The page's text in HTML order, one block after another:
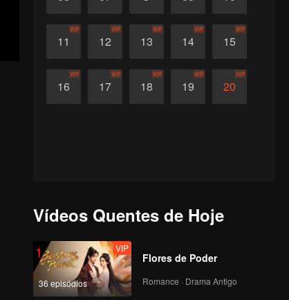
11
VIP
12
VIP
13
VIP
14
VIP
15
VIP
16
VIP
17
VIP
18
VIP
19
VIP
20
VIP
Vídeos Quentes de Hoje
1
36 episódios
VIP
Flores de Poder
Romance · Drama Antigo